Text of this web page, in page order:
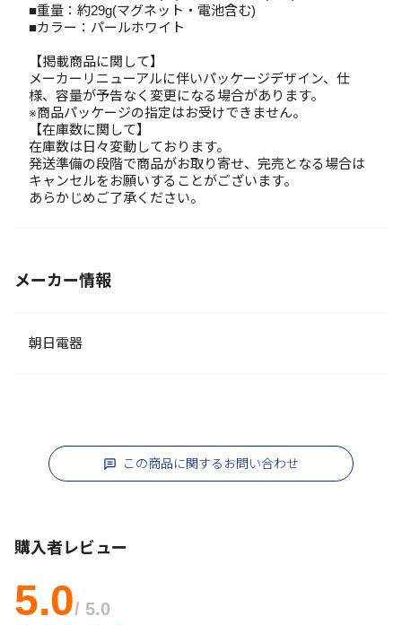
■重量：約29g(マグネット・電池含む)
■カラー：パールホワイト
【掲載商品に関して】
メーカーリニューアルに伴いパッケージデザイン、仕
様、容量が予告なく変更になる場合があります。
※商品パッケージの指定はお受けできません。
【在庫数に関して】
在庫数は日々変動しております。
発送準備の段階で商品がお取り寄せ、完売となる場合は
キャンセルをお願いすることがございます。
あらかじめご了承ください。
メーカー情報
朝日電器
この商品に関するお問い合わせ
購入者レビュー
5.0/ 5.0